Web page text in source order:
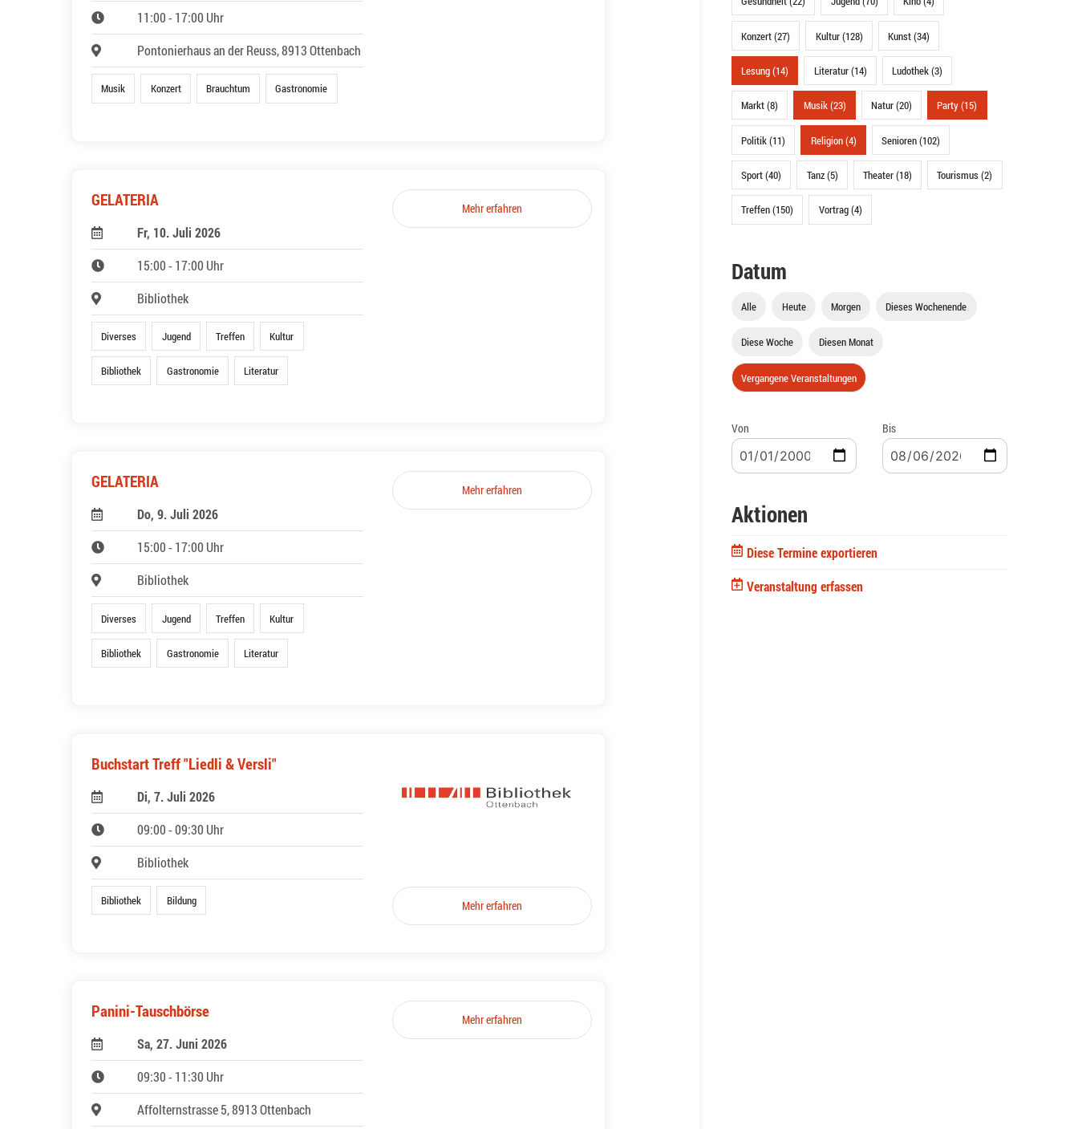
11:00 - 17:00 Uhr
Pontonierhaus an der Reuss, 8913 Ottenbach
Musik Konzert Brauchtum Gastronomie
GELATERIA
Fr, 10. Juli 2026
15:00 - 17:00 Uhr
Bibliothek
Diverses Jugend Treffen Kultur
Bibliothek Gastronomie Literatur
Mehr erfahren
GELATERIA
Do, 9. Juli 2026
15:00 - 17:00 Uhr
Bibliothek
Diverses Jugend Treffen Kultur
Bibliothek Gastronomie Literatur
Mehr erfahren
Buchstart Treff "Liedli & Versli"
Di, 7. Juli 2026
09:00 - 09:30 Uhr
Bibliothek
Bibliothek Bildung Mehr erfahren
Panini-Tauschbörse
Sa, 27. Juni 2026
09:30 - 11:30 Uhr
Affolternstrasse 5, 8913 Ottenbach
Mehr erfahren
Konzert (27) Kultur (128) Kunst (34)
Lesung (14) Literatur (14) Ludothek (3)
Markt (8) Musik (23) Natur (20) Party (15)
Politik (11) Religion (4) Senioren (102)
Sport (40) Tanz (5) Theater (18) Tourismus (2)
Treffen (150) Vortrag (4)
Datum
Alle Heute Morgen Dieses Wochenende
Diese Woche Diesen Monat
Vergangene Veranstaltungen
Von Bis
Aktionen
Diese Termine exportieren
Veranstaltung erfassen